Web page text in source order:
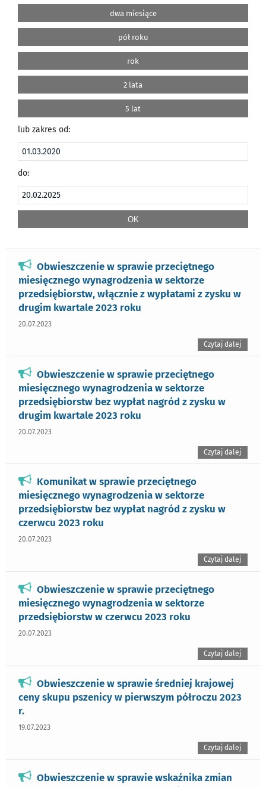
dwa miesiące
pół roku
rok
2 lata
5 lat
lub zakres od:
do:
Obwieszczenie w sprawie przeciętnego
miesięcznego wynagrodzenia w sektorze
przedsiębiorstw, włącznie z wypłatami z zysku w
drugim kwartale 2023 roku
20.07.2023
Czytaj dalej
Obwieszczenie w sprawie przeciętnego
miesięcznego wynagrodzenia w sektorze
przedsiębiorstw bez wypłat nagród z zysku w
drugim kwartale 2023 roku
20.07.2023
Czytaj dalej
Komunikat w sprawie przeciętnego
miesięcznego wynagrodzenia w sektorze
przedsiębiorstw bez wypłat nagród z zysku w
czerwcu 2023 roku
20.07.2023
Czytaj dalej
Obwieszczenie w sprawie przeciętnego
miesięcznego wynagrodzenia w sektorze
przedsiębiorstw w czerwcu 2023 roku
20.07.2023
Czytaj dalej
Obwieszczenie w sprawie średniej krajowej
ceny skupu pszenicy w pierwszym półroczu 2023
r.
19.07.2023
Czytaj dalej
Obwieszczenie w sprawie wskaźnika zmian